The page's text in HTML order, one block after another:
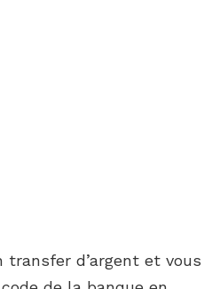
d’argent et vous